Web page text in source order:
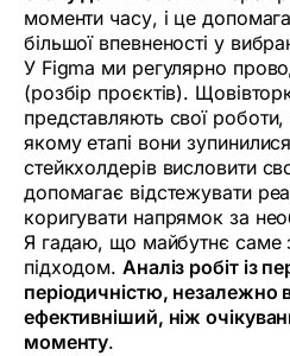
моменти часу, і це
більшої впевненості у
У Figma ми регулярно
(розбір проєктів).
представляють свої
якому етапі вони
стейкхолдерів висловити
допомагає відстежувати
коригувати напрямок за
Я гадаю, що майбутнє саме
підходом. Аналіз робіт із
періодичністю, незалежно
ефективніший, ніж
моменту.